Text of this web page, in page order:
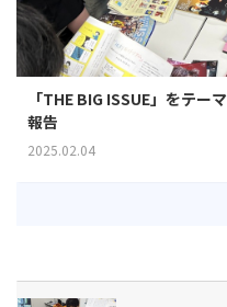
「THE BIG ISSUE」をテ
報告
2025.02.04